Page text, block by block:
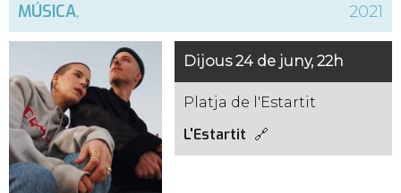
MÚSICA, 2021
Dijous 24 de juny, 22h
Platja de l'Estartit
L'Estartit